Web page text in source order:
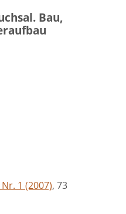
Bau,
1 (2007), 73